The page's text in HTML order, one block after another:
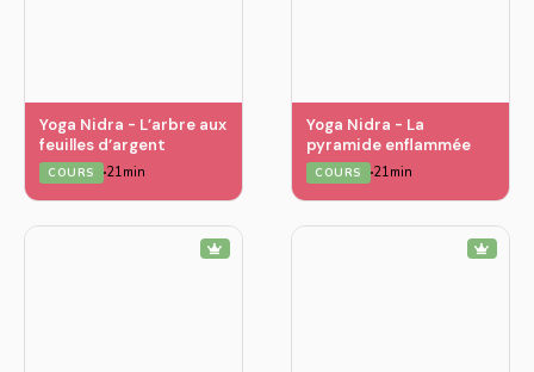
Yoga Nidra - L’arbre aux
feuilles d’argent
COURS 21min
Yoga Nidra - La
pyramide enflammée
COURS 21min